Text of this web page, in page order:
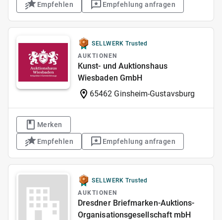
Empfehlen Empfehlung anfragen
SELLWERK Trusted
AUKTIONEN
Kunst- und Auktionshaus
Wiesbaden GmbH
65462 Ginsheim-Gustavsburg
Merken
Empfehlen Empfehlung anfragen
SELLWERK Trusted
AUKTIONEN
Dresdner Briefmarken-Auktions-
Organisationsgesellschaft mbH